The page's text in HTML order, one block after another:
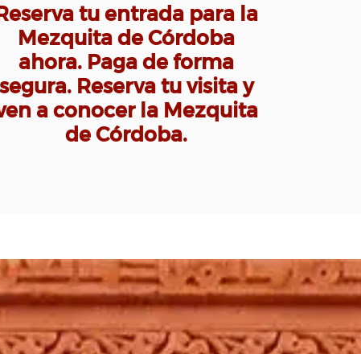
tu entrada para la
Mezquita de Córdoba
ahora. Paga de forma
segura. Reserva tu visita y
a conocer la Mezquita
de Córdoba.